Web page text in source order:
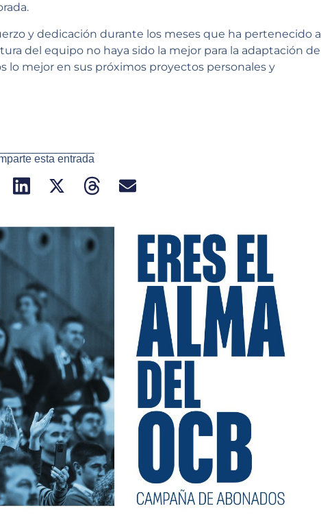
y dedicación durante los meses que ha pertenecido a
del equipo no haya sido la mejor para la adaptación de
lo mejor en sus próximos proyectos personales y
esta entrada